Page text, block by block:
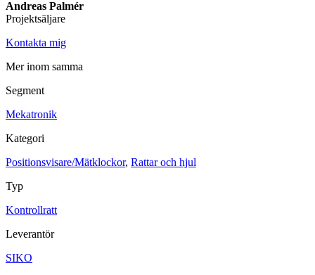
Maskinsäkerhet
Ljusridåer
Ljustorn
Varningsljud
Varningsljus
Övrigt
Andreas Palmér
Projektsäljare
Kontakta mig
Mer inom samma
Segment
Mekatronik
Kategori
Positionsvisare/Mätklockor, Rattar och hjul
Typ
Kontrollratt
Leverantör
SIKO